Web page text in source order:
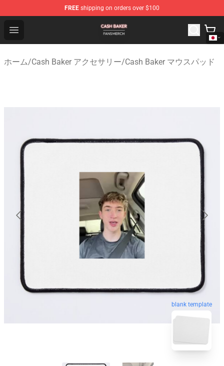
FREE shipping on orders over $100
Open menu
Cash Baker Shop - Official Cash Baker Merchandise
ホーム/Cash Baker アクセサリー/Cash Baker マウスパッド
blank template